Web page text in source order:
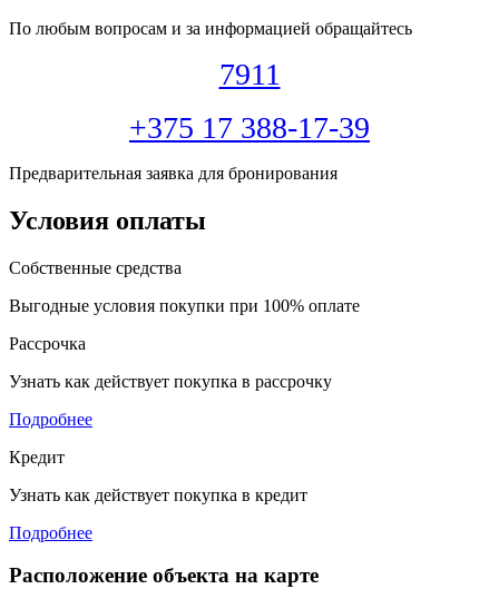
По любым вопросам и за информацией обращайтесь
7911
+375 17 388-17-39
Предварительная заявка для бронирования
Условия оплаты
Собственные средства
Выгодные условия покупки при 100% оплате
Рассрочка
Узнать как действует покупка в рассрочку
Подробнее
Кредит
Узнать как действует покупка в кредит
Подробнее
Расположение объекта на карте